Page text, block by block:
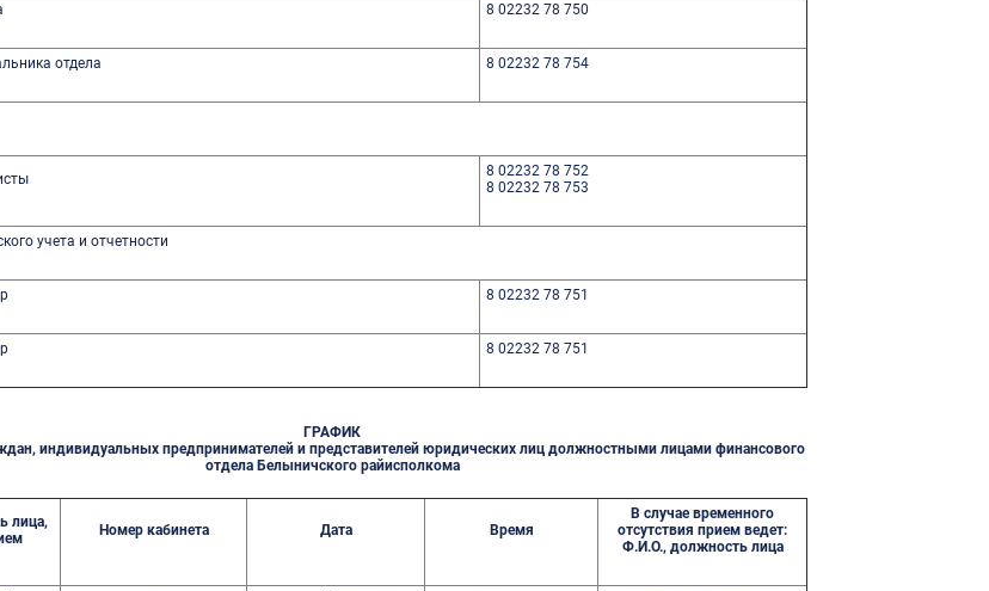
8 02232 78 750
отдела 8 02232 78 754
8 02232 78 752
8 02232 78 753
учета и отчетности
8 02232 78 751
8 02232 78 751
ГРАФИК
индивидуальных предпринимателей и представителей юридических лиц должностными лицами финансового
отдела Белыничского райисполкома
лица,
Номер кабинета Дата Время
В случае временного
отсутствия прием ведет:
Ф.И.О., должность лица